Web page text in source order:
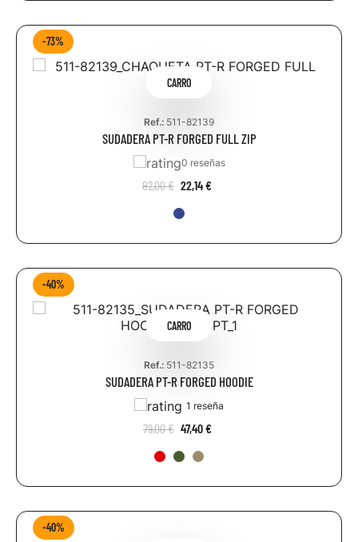
-73%
CARRO
Ref.: 511-82139
SUDADERA PT-R FORGED FULL ZIP
0 reseñas
82,00 € 22,14 €
-40%
CARRO
Ref.: 511-82135
SUDADERA PT-R FORGED HOODIE
1 reseña
79,00 € 47,40 €
-40%